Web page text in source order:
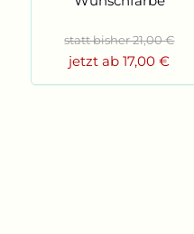
statt bisher 21,00 €
jetzt ab 17,00 €